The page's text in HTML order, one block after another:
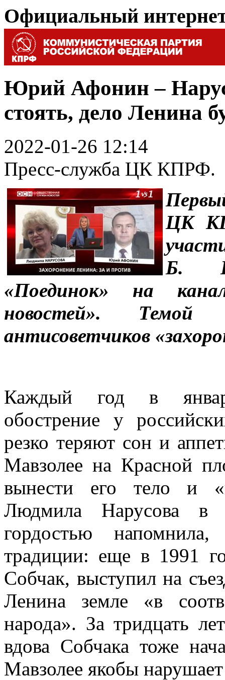
Официальный
Юрий Афонин –
стоять, дело Ленина
2022-01-26 12:14
Пресс-служба ЦК КПРФ.
ЦК
Б.
«Поединок» на
новостей». Темой
антисоветчиков
Каждый год в
обострение у
резко теряют сон и
Мавзолее на Красной
вынести его тело и
Людмила Нарусова в
гордостью
традиции: еще в 1991
Собчак, выступил на
Ленина земле «в
народа». За тридцать
вдова Собчака тоже
Мавзолее якобы